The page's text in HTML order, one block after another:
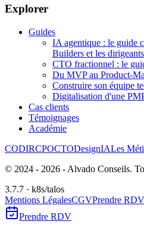
Explorer
Guides
IA agentique : le guide
Builders et les dirigeants
CTO fractionnel : le
Du MVP au Product-
Construire son équipe
Digitalisation d'une
Cas clients
Témoignages
Académie
CODIRCPOCTODesignIALes
© 2024 - 2026 - Alvado Conseils.
3.7.7 · k8s/talos
Mentions LégalesCGVPrendre RDV
Prendre RDV